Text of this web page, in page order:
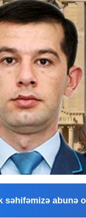
səhifəmizə abunə